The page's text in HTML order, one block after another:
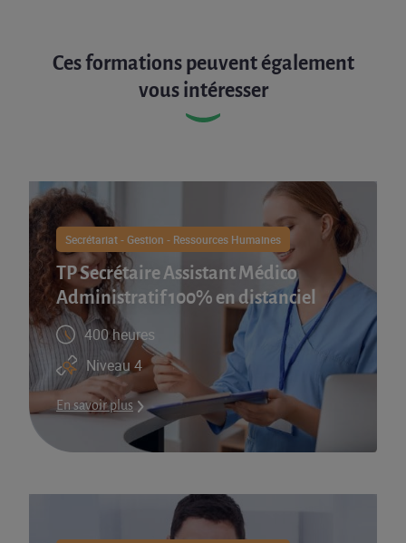
Ces formations peuvent également
vous intéresser
Secrétariat - Gestion - Ressources Humaines
TP Secrétaire Assistant Médico
Administratif 100% en distanciel
400 heures
Niveau 4
En savoir plus